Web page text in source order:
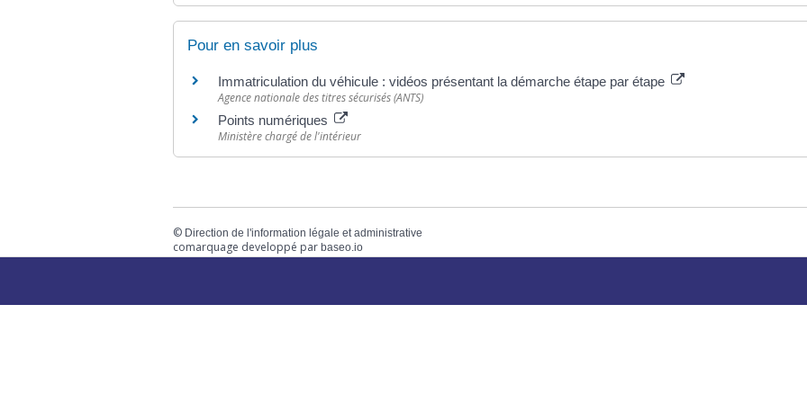
Pour en savoir plus
Immatriculation du véhicule : vidéos présentant la démarche étape par étape
Agence nationale des titres sécurisés (ANTS)
Points numériques
Ministère chargé de l'intérieur
© Direction de l'information légale et administrative
comarquage developpé par baseo.io